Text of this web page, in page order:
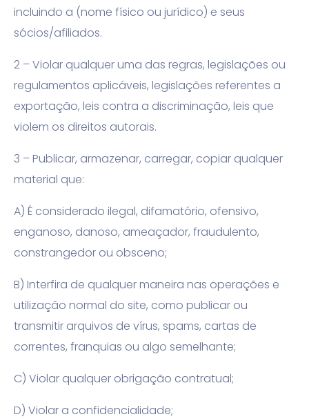
incluindo a (nome físico ou jurídico) e seus
sócios/afiliados.
2 – Violar qualquer uma das regras, legislações ou
regulamentos aplicáveis, legislações referentes a
exportação, leis contra a discriminação, leis que
violem os direitos autorais.
3 – Publicar, armazenar, carregar, copiar qualquer
material que:
A) É considerado ilegal, difamatório, ofensivo,
enganoso, danoso, ameaçador, fraudulento,
constrangedor ou obsceno;
B) Interfira de qualquer maneira nas operações e
utilização normal do site, como publicar ou
transmitir arquivos de vírus, spams, cartas de
correntes, franquias ou algo semelhante;
C) Violar qualquer obrigação contratual;
D) Violar a confidencialidade;